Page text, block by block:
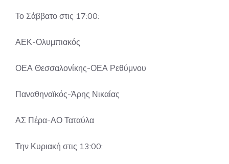
Το Σάββατο στις 17:00:
ΑΕΚ-Ολυμπιακός
ΟΕΑ Θεσσαλονίκης-ΟΕΑ Ρεθύμνου
Παναθηναϊκός-Άρης Νικαίας
ΑΣ Πέρα-ΑΟ Ταταύλα
Την Κυριακή στις 13:00: